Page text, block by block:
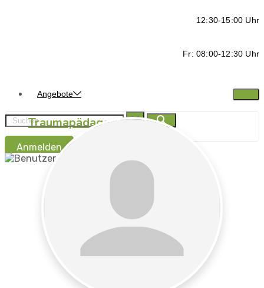
12:30-15:00 Uhr
Fr: 08:00-12:30 Uhr
Angebote
Traumapädagogik
Traumasensibel
Ressorcen stärken
Traumapädagogik
Anmelden